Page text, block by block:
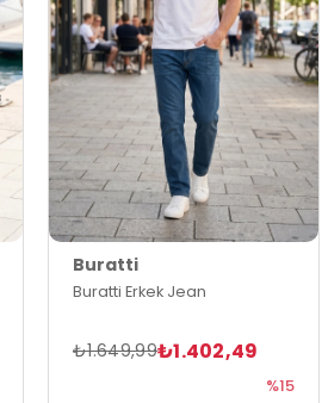
Buratti
Buratti Erkek Jean
₺1.402,49
₺1.649,99
%15